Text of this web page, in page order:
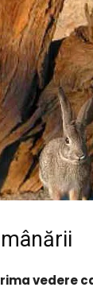
vedere